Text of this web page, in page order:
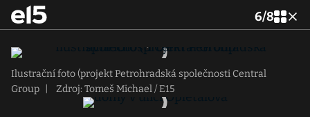
6/8
Ilustrační foto (projekt Petrohradská společnosti Central
Group
Zdroj: Tomeš Michael / E15